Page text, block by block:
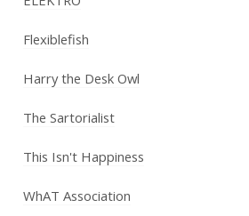
Flexiblefish
Harry the Desk Owl
The Sartorialist
This Isn't Happiness
WhAT Association